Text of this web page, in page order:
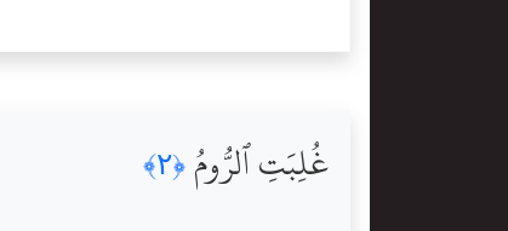
غُلِبَتِ ٱلرُّومُ ﴿٢﴾